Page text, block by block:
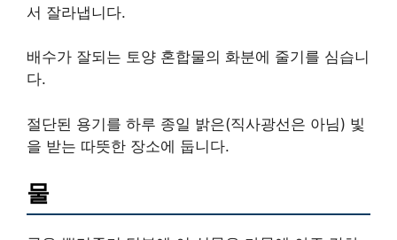
서 잘라냅니다.
배수가 잘되는 토양 혼합물의 화분에 줄기를 심습니
다.
절단된 용기를 하루 종일 밝은(직사광선은 아님) 빛
을 받는 따뜻한 장소에 둡니다.
물